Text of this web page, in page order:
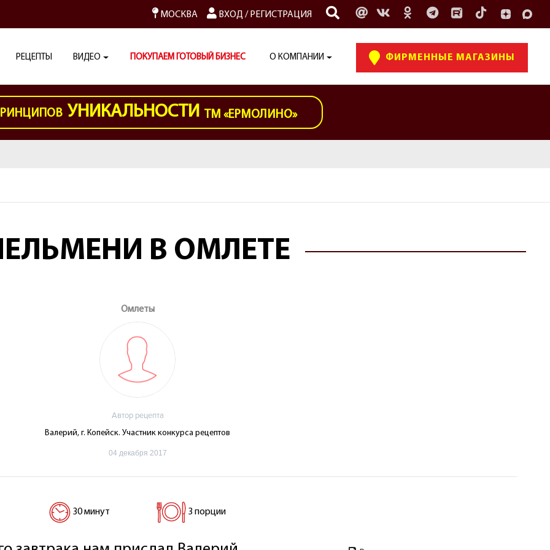
МОСКВА ВХОД/ РЕГИСТРАЦИЯ
РЕЦЕПТЫ ВИДЕО ПОКУПАЕМ ГОТОВЫЙ БИЗНЕС О КОМПАНИИ ФИРМЕННЫЕ МАГАЗИНЫ
УНИКАЛЬНОСТИ ТМ «ЕРМОЛИНО»
В ОМЛЕТЕ
Омлеты
Автор рецепта
Валерий, г. Копейск. Участник конкурса рецептов
04 декабря 2017
30 минут 3 порции